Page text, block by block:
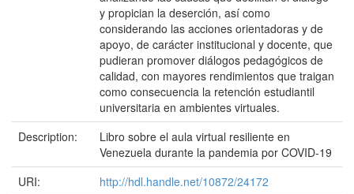
y propician la deserción, así como
considerando las acciones orientadoras y de
apoyo, de carácter institucional y docente, que
pudieran promover diálogos pedagógicos de
calidad, con mayores rendimientos que traigan
como consecuencia la retención estudiantil
universitaria en ambientes virtuales.
Description:
Libro sobre el aula virtual resiliente en
Venezuela durante la pandemia por COVID-19
URI:
http://hdl.handle.net/10872/24172